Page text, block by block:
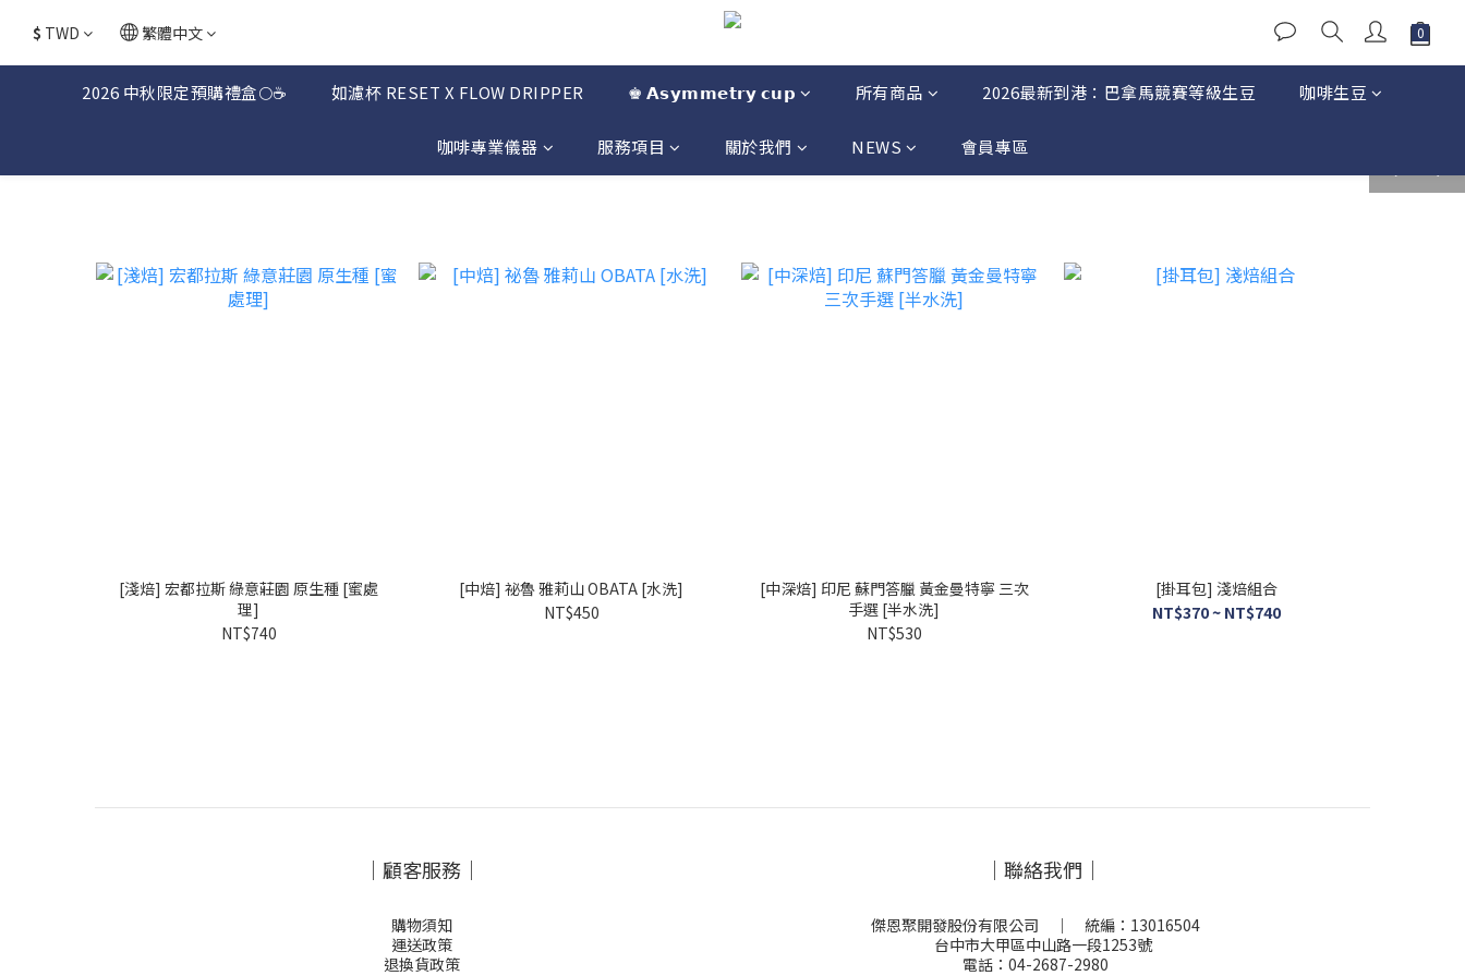
$ TWD 繁體中文
2026 中秋限定預購禮盒🌕☕ 如濾杯 RESET X FLOW DRIPPER ♚ 𝗔𝘀𝘆𝗺𝗺𝗲𝘁𝗿𝘆 𝗰𝘂𝗽 所有商品 2026最新到港：巴拿馬競賽等級生豆 咖啡生豆
咖啡專業儀器 服務項目 關於我們 NEWS 會員專區
[淺焙] 宏都拉斯 綠意莊園 原生種 [蜜處
理]
NT$740
[中焙] 祕魯 雅莉山 OBATA [水洗]
NT$450
[中深焙] 印尼 蘇門答臘 黃金曼特寧 三次
手選 [半水洗]
NT$530
[掛耳包] 淺焙組合
NT$370 ~ NT$740
｜顧客服務｜
購物須知
運送政策
退換貨政策
｜聯絡我們｜
傑恩聚開發股份有限公司 ｜ 統編：13016504
台中市大甲區中山路一段1253號
電話：04-2687-2980